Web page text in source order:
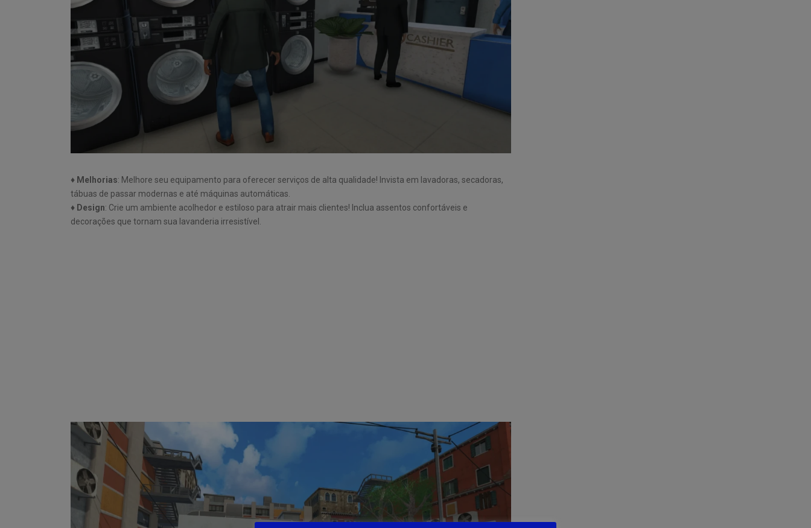
♦ Melhorias: Melhore seu equipamento para oferecer serviços de alta qualidade! Invista em lavadoras, secadoras,
tábuas de passar modernas e até máquinas automáticas.
♦ Design: Crie um ambiente acolhedor e estiloso para atrair mais clientes! Inclua assentos confortáveis e
decorações que tornam sua lavanderia irresistível.